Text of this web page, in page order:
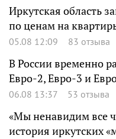
Иркутская область
по ценам на
05.08 12:09 83 отзыва
В России временно
Евро-2, Евро-3 и
06.08 13:37 53 отзыва
«Мы ненавидим все
история иркутских